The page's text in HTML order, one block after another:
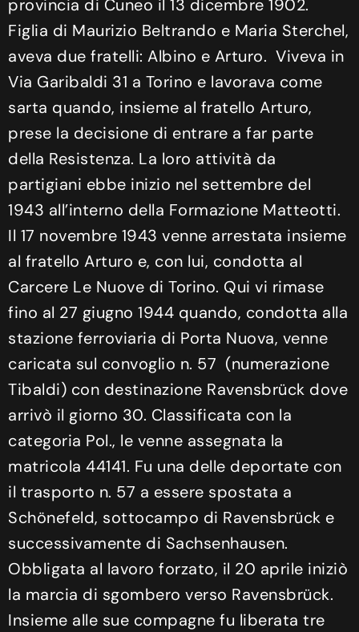
provincia di Cuneo il 13 dicembre 1902.
Figlia di Maurizio Beltrando e Maria Sterchel,
aveva due fratelli: Albino e Arturo. Viveva in
Via Garibaldi 31 a Torino e lavorava come
sarta quando, insieme al fratello Arturo,
prese la decisione di entrare a far parte
della Resistenza. La loro attività da
partigiani ebbe inizio nel settembre del
1943 all’interno della Formazione Matteotti.
Il 17 novembre 1943 venne arrestata insieme
al fratello Arturo e, con lui, condotta al
Carcere Le Nuove di Torino. Qui vi rimase
fino al 27 giugno 1944 quando, condotta alla
stazione ferroviaria di Porta Nuova, venne
caricata sul convoglio n. 57 (numerazione
Tibaldi) con destinazione Ravensbrück dove
arrivò il giorno 30. Classificata con la
categoria Pol., le venne assegnata la
matricola 44141. Fu una delle deportate con
il trasporto n. 57 a essere spostata a
Schönefeld, sottocampo di Ravensbrück e
successivamente di Sachsenhausen.
Obbligata al lavoro forzato, il 20 aprile iniziò
la marcia di sgombero verso Ravensbrück.
Insieme alle sue compagne fu liberata tre